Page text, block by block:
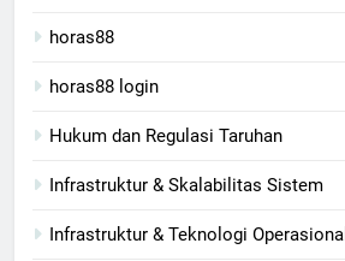
horas88
horas88 login
Hukum dan Regulasi Taruhan
Infrastruktur & Skalabilitas Sistem
Infrastruktur & Teknologi Operasional